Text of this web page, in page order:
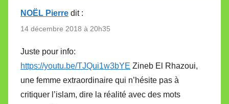
NOËL Pierre dit :
14 décembre 2018 à 20h35
Juste pour info:
https://youtu.be/TJQui1w3bYE Zineb El Rhazoui,
une femme extraordinaire qui n’hésite pas à
critiquer l’islam, dire la réalité avec des mots